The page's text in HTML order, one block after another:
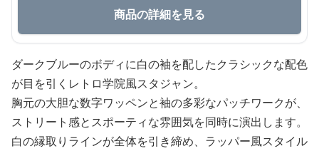
商品の詳細を見る
ダークブルーのボディに白の袖を配したクラシックな配色
が目を引くレトロ学院風スタジャン。
胸元の大胆な数字ワッペンと袖の多彩なパッチワークが、
ストリート感とスポーティな雰囲気を同時に演出します。
白の縁取りラインが全体を引き締め、ラッパー風スタイル